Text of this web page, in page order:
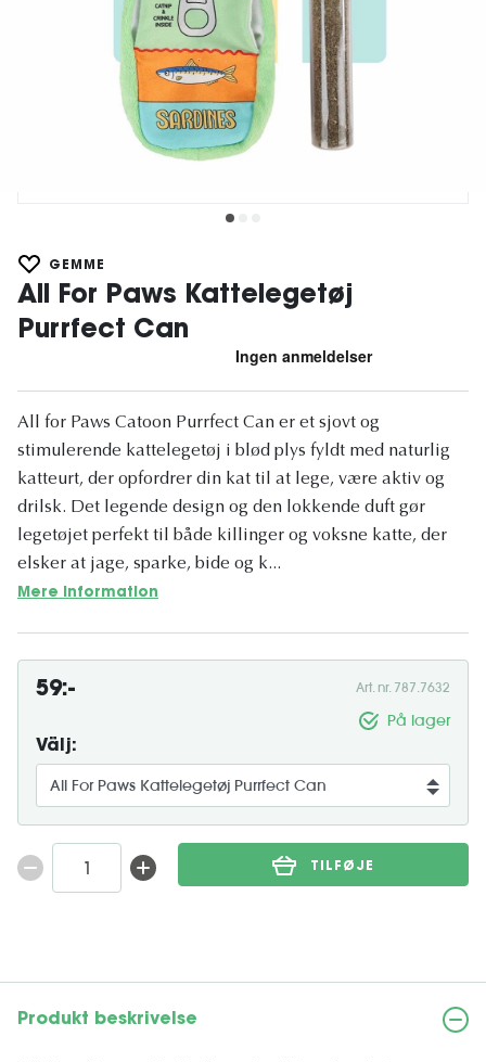
GEMME
All For Paws Kattelegetøj
Purrfect Can
All for Paws Catoon Purrfect Can er et sjovt og
stimulerende kattelegetøj i blød plys fyldt med naturlig
katteurt, der opfordrer din kat til at lege, være aktiv og
drilsk. Det legende design og den lokkende duft gør
legetøjet perfekt til både killinger og voksne katte, der
elsker at jage, sparke, bide og k...
Mere information
59:- Art. nr. 787.7632
På lager
Välj:
TILFØJE
Produkt beskrivelse